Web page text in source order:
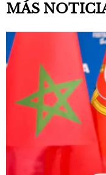
MÁS